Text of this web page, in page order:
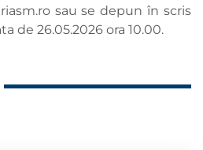
sau se depun în scris
de 26.05.2026 ora 10.00.